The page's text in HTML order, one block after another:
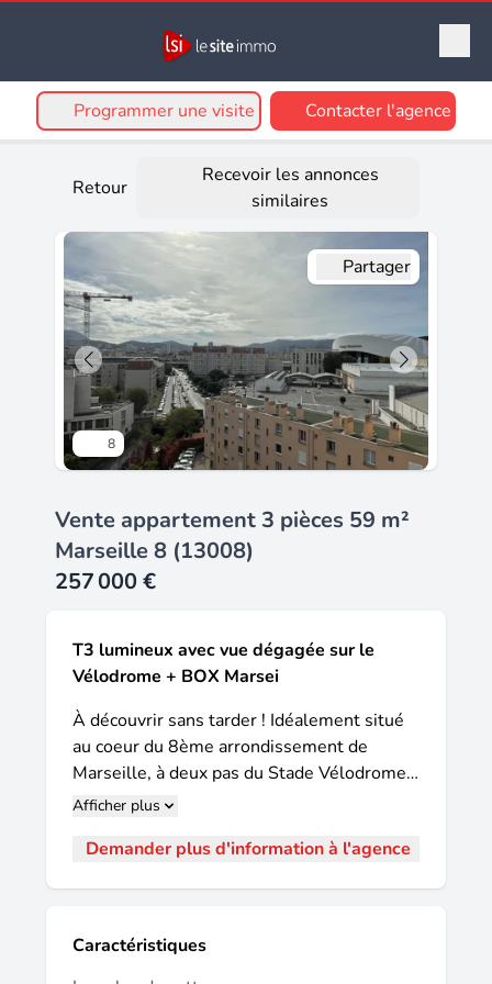
Programmer une visite Contacter l'agence
Retour
Recevoir les annonces
similaires
8
Partager
Vente appartement 3 pièces 59 m²
Marseille 8 (13008)
257 000 €
T3 lumineux avec vue dégagée sur le
Vélodrome + BOX Marsei
À découvrir sans tarder ! Idéalement situé
au coeur du 8ème arrondissement de
Marseille, à deux pas du Stade Vélodrome,
cet appartement T3 de 59,62 m² séduit par
et sa vue exceptionnelle. Situé au 8ème
ce bien traversant bénéficie d'une
exposition sud-est offrant une belle clarté
Afficher plus
Demander plus d'information à l'agence
Caractéristiques